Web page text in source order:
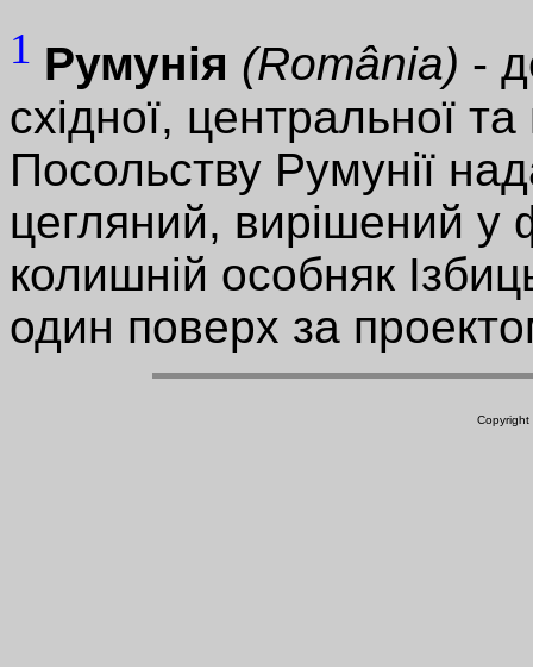
1 Румунія (România) -
східної, центральної
Посольству Румунії
цегляний, вирішений
колишній особняк
один поверх за